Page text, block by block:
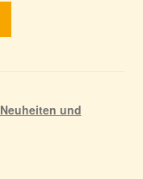
Neuheiten und